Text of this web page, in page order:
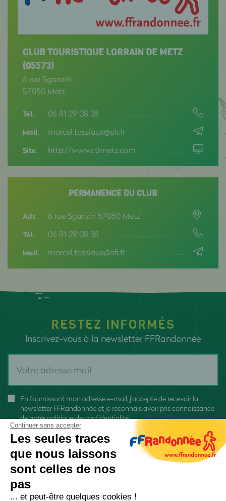
CLUB TOURISTIQUE LORRAIN DE METZ
(05573)
6 rue Sganzin,
57050 Metz
Tél. 06 81 29 08 38
Mail. marcel.tassiaux@sfr.fr
Site. http://www.ctlmetz.com
PERMANENCE DU CLUB
Adr. 6 rue Sganzin 57050 Metz
Tél. 06 81 29 08 38
Mail. marcel.tassiaux@sfr.fr
RESTEZ INFORMÉS
Inscrivez-vous à la newsletter FFRandonnée
En fournissant mon adresse e-mail, j'accepte de recevoir la
newsletter FFRandonnée et je reconnais avoir pris connaissance
denotre politique de confidentialité
Continuer sans accepter
Les seules traces
que nous laissons
sont celles de nos
pas
... et peut-être quelques cookies !